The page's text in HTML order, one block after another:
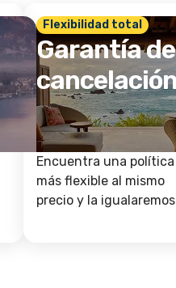
Flexibilidad total
Garantía de
Encuentra una política
más flexible al mismo
precio y la